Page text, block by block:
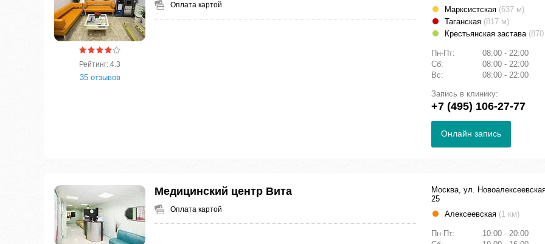
Рейтинг: 4.3
35 отзывов
Оплата картой
Марксистская (637 м)
Таганская (817 м)
Крестьянская застава
Пн-Пт:
08:00 - 22:00
Сб:
08:00 - 22:00
Вс:
08:00 - 22:00
Запись в клинику:
+7 (495) 106-27-77
Онлайн запись
Медицинский центр Вита
Оплата картой
Москва, ул.
25
Алексеевская (1 км)
Пн-Пт:
10:00 - 20:00